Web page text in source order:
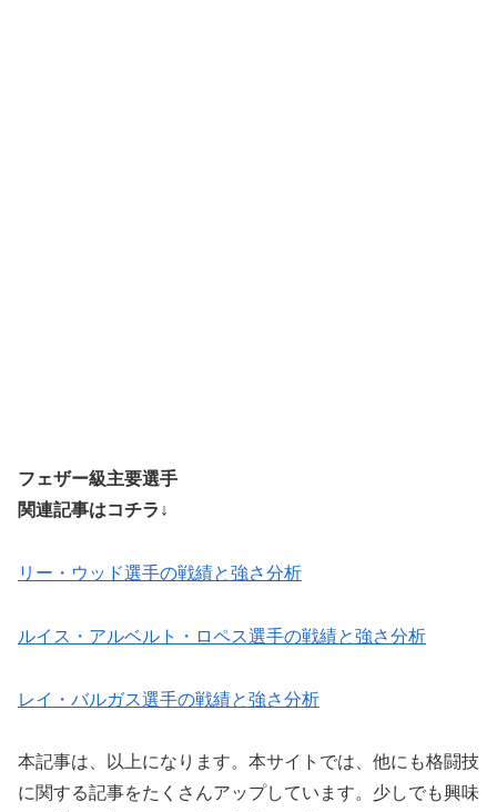
フェザー級主要選手
関連記事はコチラ↓
リー・ウッド選手の戦績と強さ分析
ルイス・アルベルト・ロペス選手の戦績と強さ分析
レイ・バルガス選手の戦績と強さ分析
本記事は、以上になります。本サイトでは、他にも格闘技
に関する記事をたくさんアップしています。少しでも興味